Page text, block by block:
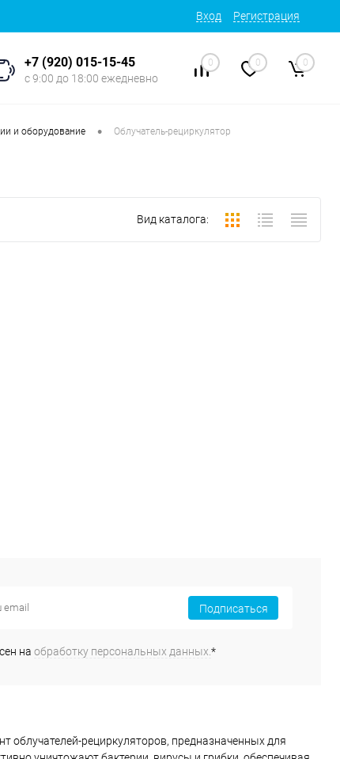
Вход Регистрация
+7 (920) 015-15-45
с 9:00 до 18:00 ежедневно
0 0 0
и оборудование • Облучатель-рециркулятор
Вид каталога:
Подписаться
на обработку персональных данных. *
облучателей-рециркуляторов, предназначенных для